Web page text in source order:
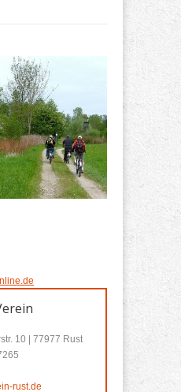
10 | 77977 Rust
rust.de